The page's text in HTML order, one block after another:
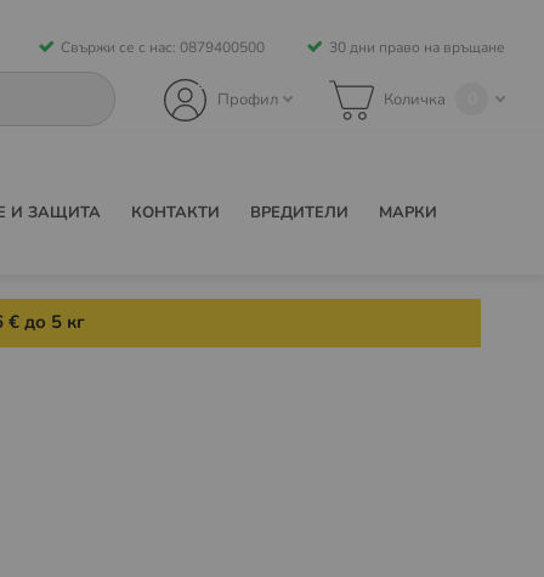
Свържи се с нас: 0879400500 30 дни право на връщане
Количка
Профил
И ЗАЩИТА КОНТАКТИ ВРЕДИТЕЛИ МАРКИ
€ до 5 кг